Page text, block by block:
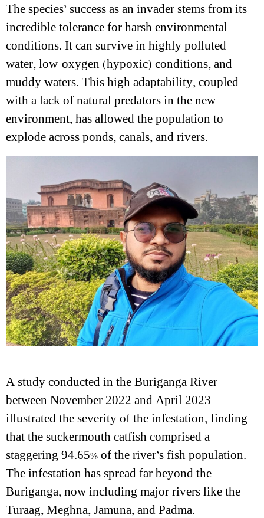
The species’ success as an invader stems from its
incredible tolerance for harsh environmental
conditions. It can survive in highly polluted
water, low-oxygen (hypoxic) conditions, and
muddy waters. This high adaptability, coupled
with a lack of natural predators in the new
environment, has allowed the population to
explode across ponds, canals, and rivers.
A study conducted in the Buriganga River
between November 2022 and April 2023
illustrated the severity of the infestation, finding
that the suckermouth catfish comprised a
staggering 94.65% of the river’s fish population.
The infestation has spread far beyond the
Buriganga, now including major rivers like the
Turaag, Meghna, Jamuna, and Padma.